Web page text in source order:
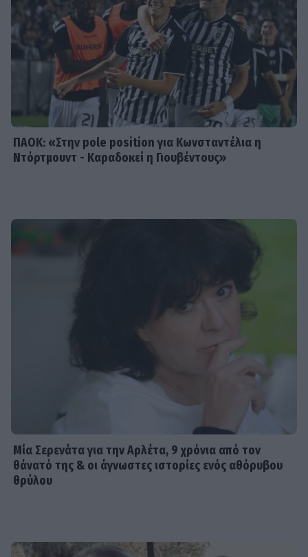
HOLLYWOOD
Σακίρα: Αυτές είναι οι 7 τροφές που
την κρατούν «αγέραστη» στα 49
ΠΑΟΚ: «Στην pole position για Κωνσταντέλια η
Ντόρτμουντ - Καραδοκεί η Γιουβέντους»
Μία Σερενάτα για την Αρλέτα, 9 χρόνια από τον
θάνατό της & οι άγνωστες ιστορίες ενός αθόρυβου
θρύλου